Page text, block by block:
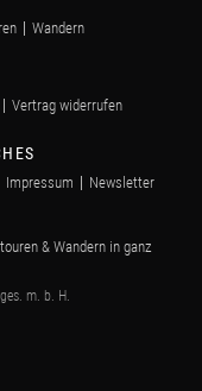
Wandern
Vertrag widerrufen
Impressum Newsletter
& Wandern in ganz
m. b. H.